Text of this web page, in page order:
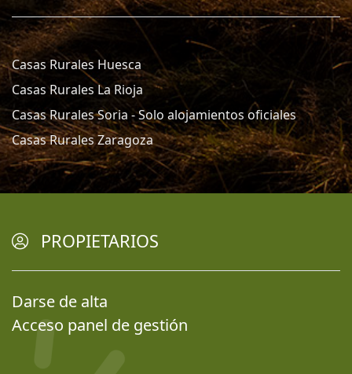
Casas Rurales Huesca
Casas Rurales La Rioja
Casas Rurales Soria - Solo alojamientos oficiales
Casas Rurales Zaragoza
PROPIETARIOS
Darse de alta
Acceso panel de gestión